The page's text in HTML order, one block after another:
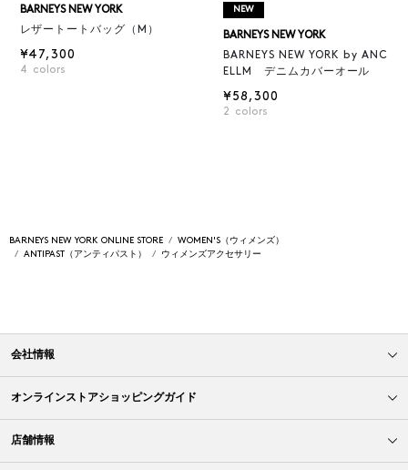
BARNEYS NEW YORK
レザートートバッグ（M）
¥47,300
4 colors
NEW
BARNEYS NEW YORK
BARNEYS NEW YORK by ANC
ELLM デニムカバーオール
¥58,300
2 colors
BARNEYS NEW YORK ONLINE STORE
WOMEN'S（ウィメンズ）
ANTIPAST（アンティパスト）
ウィメンズアクセサリー
会社情報
オンラインストアショッピングガイド
店舗情報